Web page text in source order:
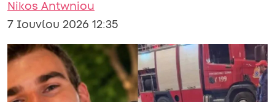
Nikos Antwniou
7 Ιουνίου 2026 12:35